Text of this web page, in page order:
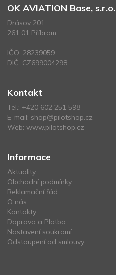
OK AVIATION Base, s.r.o.
Drásov 201
261 01 Příbram
IČO: 28239059
DIČ: CZ699004298
Kontakt
Tel.: +420 602 251 598
E-mail: shop@pilotshop.cz
Web: www.pilotshop.cz
Informace
Aktuality
Obchodní podmínky
Reklamační řád
O nás
Kontakty
Doprava a Platba
Nastavení soukromí
Odstoupení od smlouvy